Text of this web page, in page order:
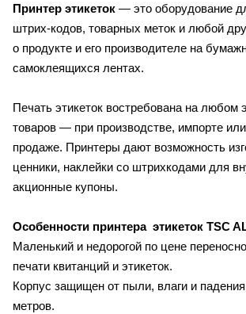
Принтер этикеток — это оборудование
штрих-кодов, товарных меток и любой
о продукте и его производителе на
самоклеящихся лентах.
Печать этикеток востребована на любом
товаров — при производстве, импорте
продаже. Принтеры дают возможность
ценники, наклейки со штрихкодами для
акционные купоны.
Особенности принтера этикеток TSC
Маленький и недорогой по цене
печати квитанций и этикеток.
Корпус защищен от пыли, влаги и
метров.